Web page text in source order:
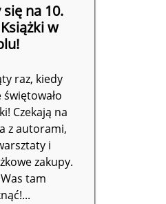
na 10.
w
raz, kiedy
Czekają na
z autorami,
i
zakupy.
tam